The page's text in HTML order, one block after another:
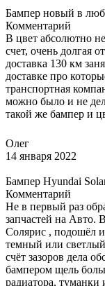
Бампер новый в
Комментарий
В цвет абсолютно
счет, очень долгая
доставка 130 км
доставке про
транспортная
можно было и не
такой же бампер и
Олег
14 января 2022
Бампер Hyundai
Комментарий
Не в первый раз
запчастей на Авто.
Солярис , подошёл
темный или
счёт зазоров дела
бампером щель
радиатора, туманки